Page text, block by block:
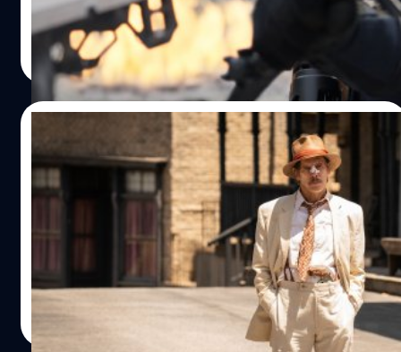
ประภาส อยู่เย็น| 762 days ago
Read More
Kevin Bacon อยากลองเป็นคนธรรมดา เลย
ปลอมตัวไปเที่ยวห้าง สุดท้ายถึงเข้าใจ เป็นดารา
เควิน เบคอน (Kevin Bacon) อยากลองเป็นคนธรรมดาเลย
ปลอมตัวไปเที่ยวห้าง สุดท้ายถึงรู้ว่าการเป็นดาราดีกว่าเยอะ
ประภาส อยู่เย็น | 763 days ago